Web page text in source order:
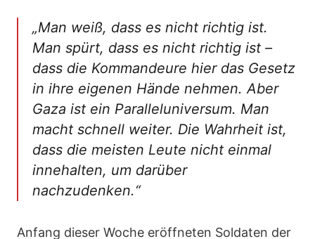
„Man weiß, dass es nicht richtig ist.
Man spürt, dass es nicht richtig ist –
dass die Kommandeure hier das Gesetz
in ihre eigenen Hände nehmen. Aber
Gaza ist ein Paralleluniversum. Man
macht schnell weiter. Die Wahrheit ist,
dass die meisten Leute nicht einmal
innehalten, um darüber
nachzudenken.“
Anfang dieser Woche eröffneten Soldaten der